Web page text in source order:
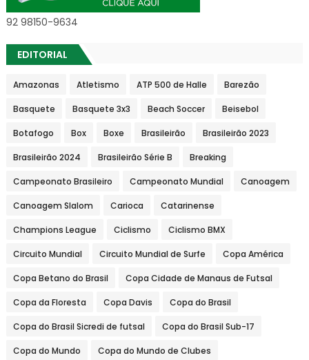
92 98150-9634
EDITORIAL
Amazonas Atletismo ATP 500 de Halle Barezão
Basquete Basquete 3x3 Beach Soccer Beisebol
Botafogo Box Boxe Brasileirão Brasileirão 2023
Brasileirão 2024 Brasileirão Série B Breaking
Campeonato Brasileiro Campeonato Mundial Canoagem
Canoagem Slalom Carioca Catarinense
Champions League Ciclismo Ciclismo BMX
Circuito Mundial Circuito Mundial de Surfe Copa América
Copa Betano do Brasil Copa Cidade de Manaus de Futsal
Copa da Floresta Copa Davis Copa do Brasil
Copa do Brasil Sicredi de futsal Copa do Brasil Sub-17
Copa do Mundo Copa do Mundo de Clubes